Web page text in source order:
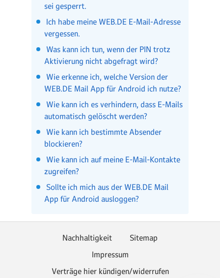
sei gesperrt.
Ich habe meine WEB.DE E-Mail-Adresse
vergessen.
Was kann ich tun, wenn der PIN trotz
Aktivierung nicht abgefragt wird?
Wie erkenne ich, welche Version der
WEB.DE Mail App für Android ich nutze?
Wie kann ich es verhindern, dass E-Mails
automatisch gelöscht werden?
Wie kann ich bestimmte Absender
blockieren?
Wie kann ich auf meine E-Mail-Kontakte
zugreifen?
Sollte ich mich aus der WEB.DE Mail
App für Android ausloggen?
Nachhaltigkeit
Sitemap
Impressum
Verträge hier kündigen/widerrufen